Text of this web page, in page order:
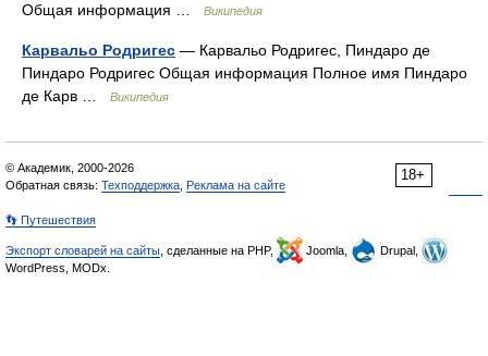
Общая информация …
Википедия
Карвальо Родригес — Карвальо Родригес, Пиндаро де
Пиндаро Родригес Общая информация Полное имя Пиндаро
де Карв …
Википедия
18+
© Академик, 2000-2026
Обратная связь: Техподдержка Реклама на сайте
👣 Путешествия
Экспорт словарей на сайты , сделанные на PHP, Joomla,
Drupal,
WordPress, MODx.